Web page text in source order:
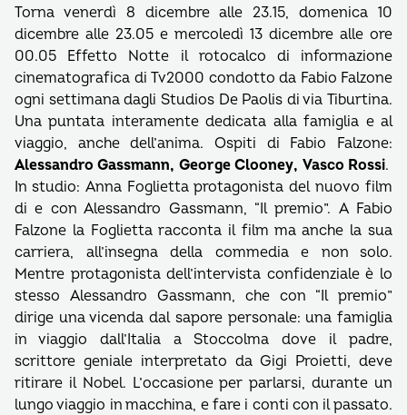
Torna venerdì 8 dicembre alle 23.15, domenica 10
dicembre alle 23.05 e mercoledì 13 dicembre alle ore
00.05 Effetto Notte il rotocalco di informazione
cinematografica di Tv2000 condotto da Fabio Falzone
ogni settimana dagli Studios De Paolis di via Tiburtina.
Una puntata interamente dedicata alla famiglia e al
viaggio, anche dell’anima. Ospiti di Fabio Falzone:
Alessandro Gassmann, George Clooney, Vasco Rossi.
In studio: Anna Foglietta protagonista del nuovo film
di e con Alessandro Gassmann, “Il premio”. A Fabio
Falzone la Foglietta racconta il film ma anche la sua
carriera, all’insegna della commedia e non solo.
Mentre protagonista dell’intervista confidenziale è lo
stesso Alessandro Gassmann, che con “Il premio”
dirige una vicenda dal sapore personale: una famiglia
in viaggio dall’Italia a Stoccolma dove il padre,
scrittore geniale interpretato da Gigi Proietti, deve
ritirare il Nobel. L’occasione per parlarsi, durante un
lungo viaggio in macchina, e fare i conti con il passato.